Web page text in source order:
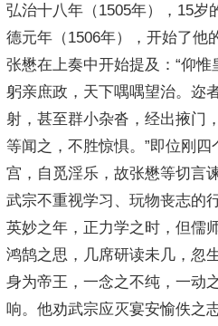
弘治十八年（1505年），15岁
德元年（1506年），开始了他
张懋在上奏中开始提及：“仰惟
躬亲庶政，天下喁喁望治。迩
射，甚至群小杂沓，经出掖门
等闻之，不胜惊惧。”即位刚
宫，自觅淫乐，故张懋等切言
武宗不重视学习、玩物丧志的
英妙之年，正力学之时，但儒
鸿鹄之思，几席研读未几，忽
身为帝王，一念之不纯，一动
响。他劝武宗应灭宴安愉佚之